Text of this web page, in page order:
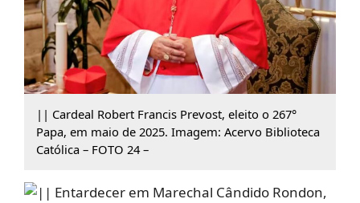
|| Cardeal Robert Francis Prevost, eleito o 267°
Papa, em maio de 2025. Imagem: Acervo Biblioteca
Católica – FOTO 24 –